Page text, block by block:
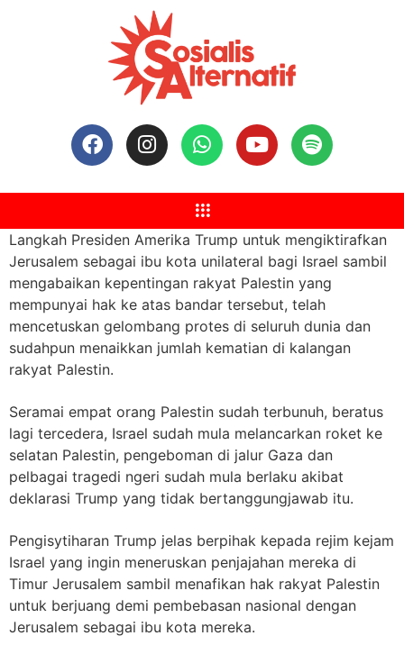
Langkah Presiden Amerika Trump untuk mengiktirafkan
Jerusalem sebagai ibu kota unilateral bagi Israel sambil
mengabaikan kepentingan rakyat Palestin yang
mempunyai hak ke atas bandar tersebut, telah
mencetuskan gelombang protes di seluruh dunia dan
sudahpun menaikkan jumlah kematian di kalangan
rakyat Palestin.
Seramai empat orang Palestin sudah terbunuh, beratus
lagi tercedera, Israel sudah mula melancarkan roket ke
selatan Palestin, pengeboman di jalur Gaza dan
pelbagai tragedi ngeri sudah mula berlaku akibat
deklarasi Trump yang tidak bertanggungjawab itu.
Pengisytiharan Trump jelas berpihak kepada rejim kejam
Israel yang ingin meneruskan penjajahan mereka di
Timur Jerusalem sambil menafikan hak rakyat Palestin
untuk berjuang demi pembebasan nasional dengan
Jerusalem sebagai ibu kota mereka.